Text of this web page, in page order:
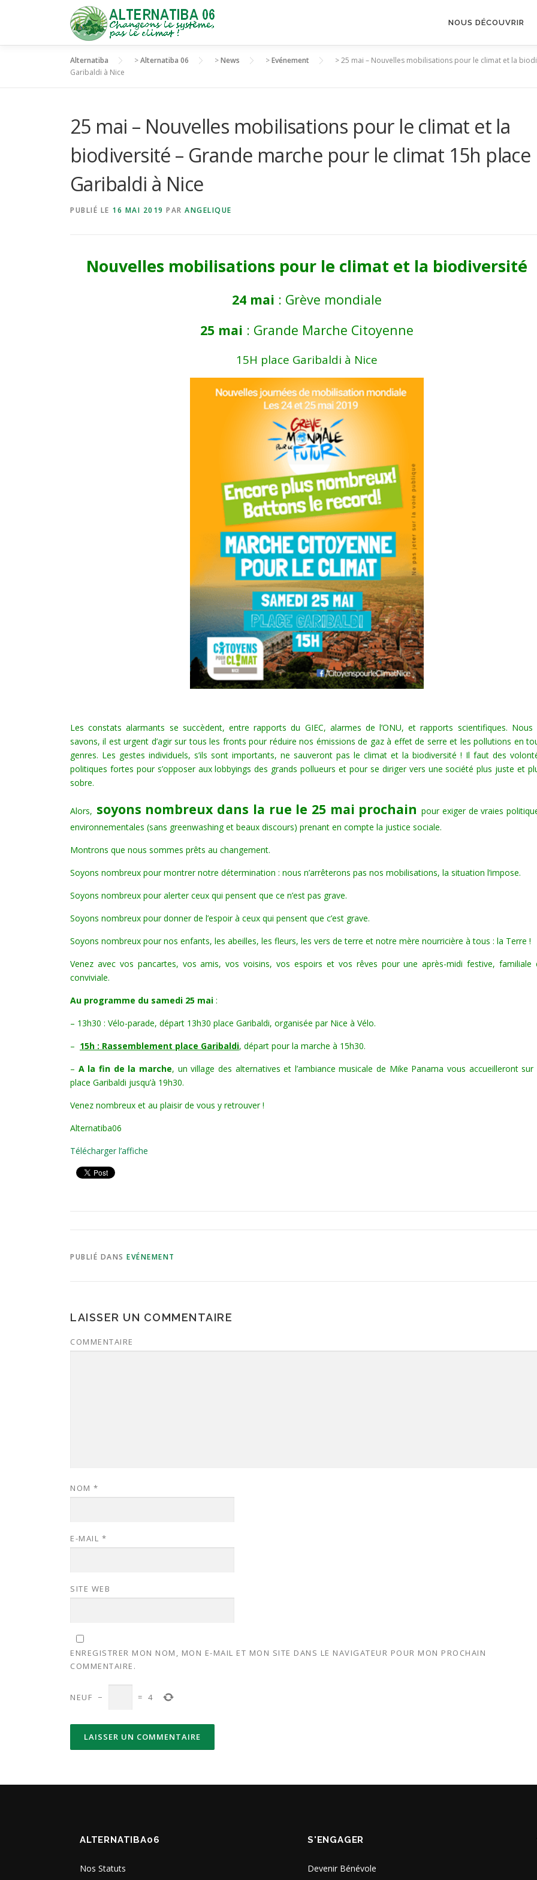
NOUS DÉCOUVRIR
Alternatiba >Alternatiba 06 >News >Evénement >25 mai – Nouvelles mobilisations pour le climat et la
Garibaldi à Nice
25 mai – Nouvelles mobilisations pour le climat et la
biodiversité – Grande marche pour le climat 15h place
Garibaldi à Nice
PUBLIÉ LE 16 MAI 2019 PAR ANGELIQUE
Nouvelles mobilisations pour le climat et la biodiversité
24 mai : Grève mondiale
25 mai : Grande Marche Citoyenne
15H place Garibaldi à Nice
Les constats alarmants se succèdent, entre rapports du GIEC, alarmes de l’ONU, et rapports scientifiques. Nous
savons, il est urgent d’agir sur tous les fronts pour réduire nos émissions de gaz à effet de serre et les pollutions en
genres. Les gestes individuels, s’ils sont importants, ne sauveront pas le climat et la biodiversité ! Il faut des
politiques fortes pour s’opposer aux lobbyings des grands pollueurs et pour se diriger vers une société plus juste et
sobre.
Alors, soyons nombreux dans la rue le 25 mai prochainpour exiger de vraies
environnementales (sans greenwashing et beaux discours) prenant en compte la justice sociale.
Montrons que nous sommes prêts au changement.
Soyons nombreux pour montrer notre détermination : nous n’arrêterons pas nos mobilisations, la situation l’impose.
Soyons nombreux pour alerter ceux qui pensent que ce n’est pas grave.
Soyons nombreux pour donner de l’espoir à ceux qui pensent que c’est grave.
Soyons nombreux pour nos enfants, les abeilles, les fleurs, les vers de terre et notre mère nourricière à tous : la Terre !
Venez avec vos pancartes, vos amis, vos voisins, vos espoirs et vos rêves pour une après-midi festive, familiale
conviviale.
Au programme du samedi 25 mai :
– 13h30 : Vélo-parade, départ 13h30 place Garibaldi, organisée par Nice à Vélo.
– 15h : Rassemblement place Garibaldi, départ pour la marche à 15h30.
– A la fin de la marche, un village des alternatives et l’ambiance musicale de Mike Panama vous accueilleront sur
place Garibaldi jusqu’à 19h30.
Venez nombreux et au plaisir de vous y retrouver !
Alternatiba06
Télécharger l’affiche
PUBLIÉ DANS EVÉNEMENT
LAISSER UN COMMENTAIRE
COMMENTAIRE
NOM *
E-MAIL *
SITE WEB
ENREGISTRER MON NOM, MON E-MAIL ET MON SITE DANS LE NAVIGATEUR POUR MON PROCHAIN
COMMENTAIRE.
NEUF − = 4
ALTERNATIBA06
Nos Statuts
S'ENGAGER
Devenir Bénévole